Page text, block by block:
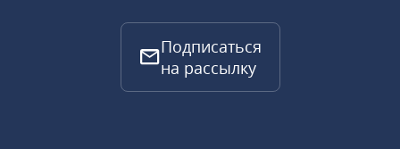
Подписаться
на рассылку